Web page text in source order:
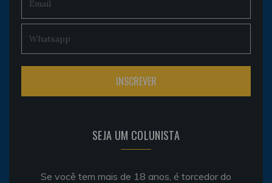
SEJA UM COLUNISTA
Se você tem mais de 18 anos, é torcedor do